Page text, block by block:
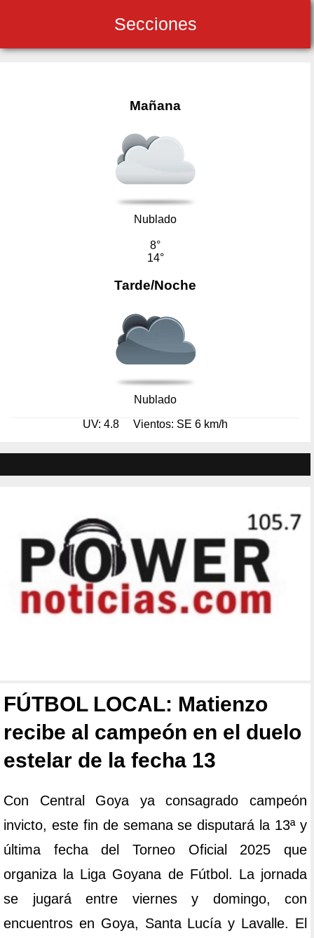
Secciones
Mañana
Nublado
8°
14°
Tarde/Noche
Nublado
UV: 4.8 Vientos: SE 6 km/h
FÚTBOL LOCAL: Matienzo
recibe al campeón en el duelo
estelar de la fecha 13
Con Central Goya ya consagrado campeón
invicto, este fin de semana se disputará la 13ª y
última fecha del Torneo Oficial 2025 que
organiza la Liga Goyana de Fútbol. La jornada
se jugará entre viernes y domingo, con
encuentros en Goya, Santa Lucía y Lavalle. El